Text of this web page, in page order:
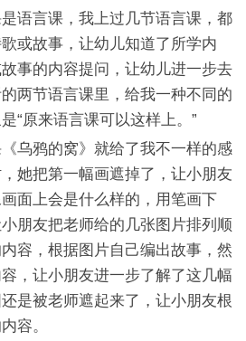
语言课，我上过几节语言课，都
或故事，让幼儿知道了所学内
事的内容提问，让幼儿进一步去
两节语言课里，给我一种不同的
“原来语言课可以这样上。”
乌鸦的窝》就给了我不一样的感
她把第一幅画遮掉了，让小朋友
面上会是什么样的，用笔画下
朋友把老师给的几张图片排列顺
容，根据图片自己编出故事，然
，让小朋友进一步了解了这几幅
是被老师遮起来了，让小朋友根
容。